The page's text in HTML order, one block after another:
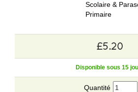
Scolaire &
Primaire
£5.20
Disponible sous 15
Quantité